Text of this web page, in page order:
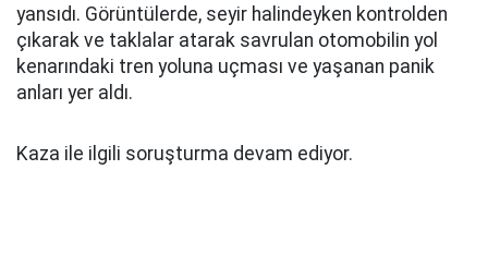
yansıdı. Görüntülerde, seyir halindeyken kontrolden
çıkarak ve taklalar atarak savrulan otomobilin yol
kenarındaki tren yoluna uçması ve yaşanan panik
anları yer aldı.
Kaza ile ilgili soruşturma devam ediyor.